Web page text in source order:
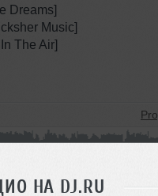
НА DJ.RU
Dreams]
Music]
The Air]